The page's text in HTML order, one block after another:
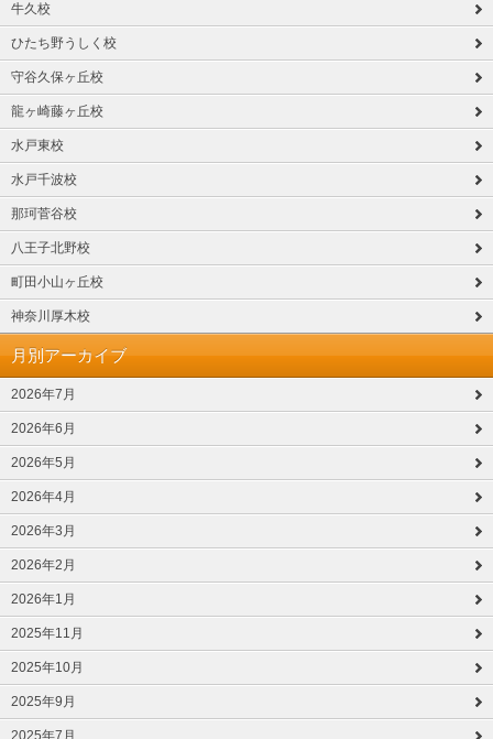
牛久校
ひたち野うしく校
守谷久保ヶ丘校
龍ヶ崎藤ヶ丘校
水戸東校
水戸千波校
那珂菅谷校
八王子北野校
町田小山ヶ丘校
神奈川厚木校
月別アーカイブ
2026年7月
2026年6月
2026年5月
2026年4月
2026年3月
2026年2月
2026年1月
2025年11月
2025年10月
2025年9月
2025年7月